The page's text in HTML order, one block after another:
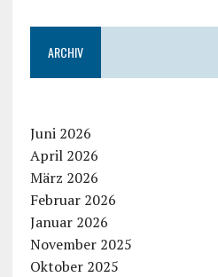
ARCHIV
Juni 2026
April 2026
März 2026
Februar 2026
Januar 2026
November 2025
Oktober 2025